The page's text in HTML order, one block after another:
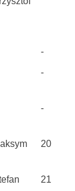
-
-
-
20
21